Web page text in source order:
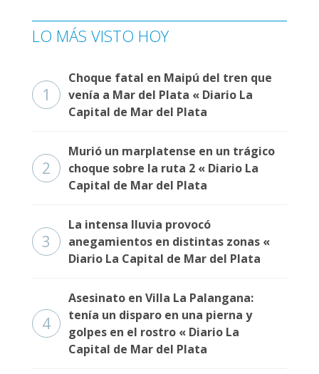
LO MÁS VISTO HOY
1
Choque fatal en Maipú del tren que
venía a Mar del Plata « Diario La
Capital de Mar del Plata
2
Murió un marplatense en un trágico
choque sobre la ruta 2 « Diario La
Capital de Mar del Plata
3
La intensa lluvia provocó
anegamientos en distintas zonas «
Diario La Capital de Mar del Plata
4
Asesinato en Villa La Palangana:
tenía un disparo en una pierna y
golpes en el rostro « Diario La
Capital de Mar del Plata